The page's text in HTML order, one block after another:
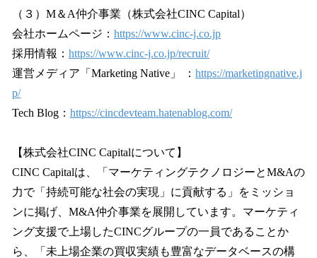
（３）M＆A仲介事業（株式会社CINC Capital）
会社ホームページ： https://www.cinc-j.co.jp
採用情報： https://www.cinc-j.co.jp/recruit/
運営メディア「Marketing Native」 ： https://marketingnative.j
p/
Tech Blog： https://cincdevteam.hatenablog.com/
【株式会社CINC Capitalについて】
CINC Capitalは、「マーケティングテクノロジーとM&Aの
力で「持続可能な社会の実現」に貢献する」をミッショ
ンに掲げ、M&A仲介事業を展開しています。マーケティ
ング支援で上場したCINCグループの一員であることか
ら、「未上場企業の買収実績も豊富なデータベースの構